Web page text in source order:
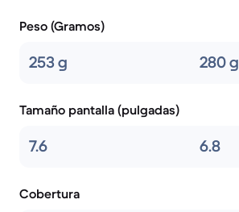
Peso (Gramos)
253 g 280 g
Tamaño pantalla (pulgadas)
7.6 6.8
Cobertura